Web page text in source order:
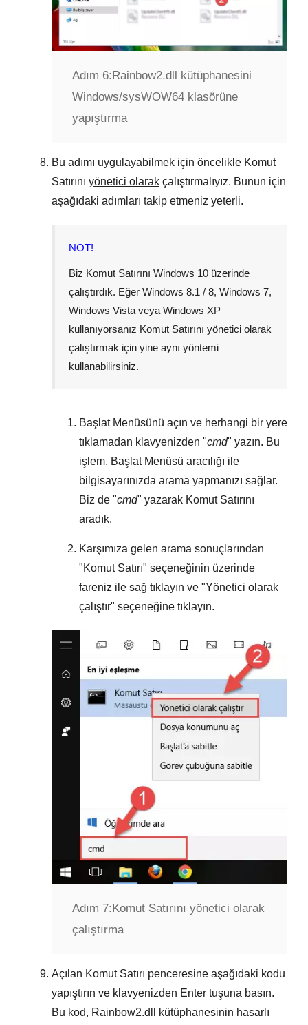
Adım 6:Rainbow2.dll kütüphanesini
Windows/sysWOW64 klasörüne
yapıştırma
Bu adımı uygulayabilmek için öncelikle Komut
Satırını yönetici olarak çalıştırmalıyız. Bunun için
aşağıdaki adımları takip etmeniz yeterli.
NOT!
Biz Komut Satırını Windows 10 üzerinde
çalıştırdık. Eğer Windows 8.1 / 8, Windows 7,
Windows Vista veya Windows XP
kullanıyorsanız Komut Satırını yönetici olarak
çalıştırmak için yine aynı yöntemi
kullanabilirsiniz.
Başlat Menüsünü açın ve herhangi bir yere
tıklamadan klavyenizden "cmd" yazın. Bu
işlem, Başlat Menüsü aracılığı ile
bilgisayarınızda arama yapmanızı sağlar.
Biz de "cmd" yazarak Komut Satırını
aradık.
Karşımıza gelen arama sonuçlarından
"Komut Satırı" seçeneğinin üzerinde
fareniz ile sağ tıklayın ve "Yönetici olarak
çalıştır" seçeneğine tıklayın.
Adım 7: Komut Satırını yönetici olarak
çalıştırma
Açılan Komut Satırı penceresine aşağıdaki kodu
yapıştırın ve klavyenizden Enter tuşuna basın.
Bu kod, Rainbow2.dll
kütüphanesinin hasarlı